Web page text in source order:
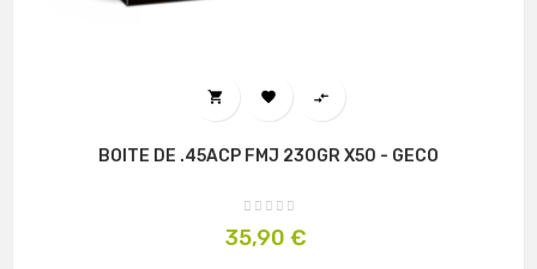
  
BOITE DE .45ACP FMJ 230GR X50 - GECO
Prix
35,90 €